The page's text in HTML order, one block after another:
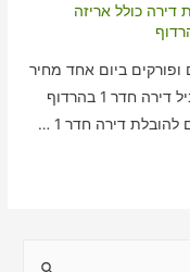
דירה כולל אריזה
ופורקים ביום אחד מחיר
הובלה ואריזה דירה בהרדוף כמה עולה להוביל דירה חדר 1 בהרדוף
דירה חדר 1 …